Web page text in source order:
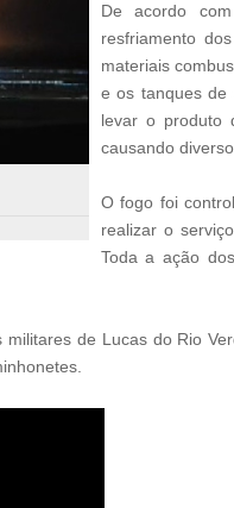
De acordo
resfriamento
materiais
e os tanques de
levar o produto
causando
O fogo foi
realizar o
Toda a ação
de Lucas do Rio